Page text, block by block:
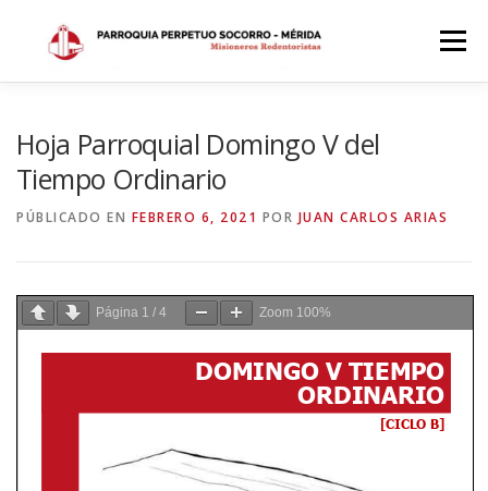
contenido
Menú
Hoja Parroquial Domingo V del
Tiempo Ordinario
PÚBLICADO EN FEBRERO 6, 2021 POR JUAN CARLOS ARIAS
Página 1 / 4 Zoom 100%